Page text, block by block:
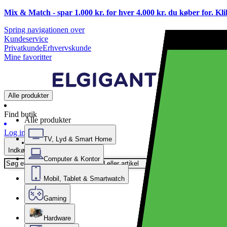
Mix & Match - spar 1.000 kr. for hver 4.000 kr. du køber for.
Spring navigationen over
Kundeservice
PrivatkundeErhvervskunde
Mine favoritter
Alle produkter
Find butik
Log ind
Indkøbskurv
Alle produkter
TV, Lyd & Smart Home
Computer & Kontor
Mobil, Tablet & Smartwatch
Gaming
Hardware